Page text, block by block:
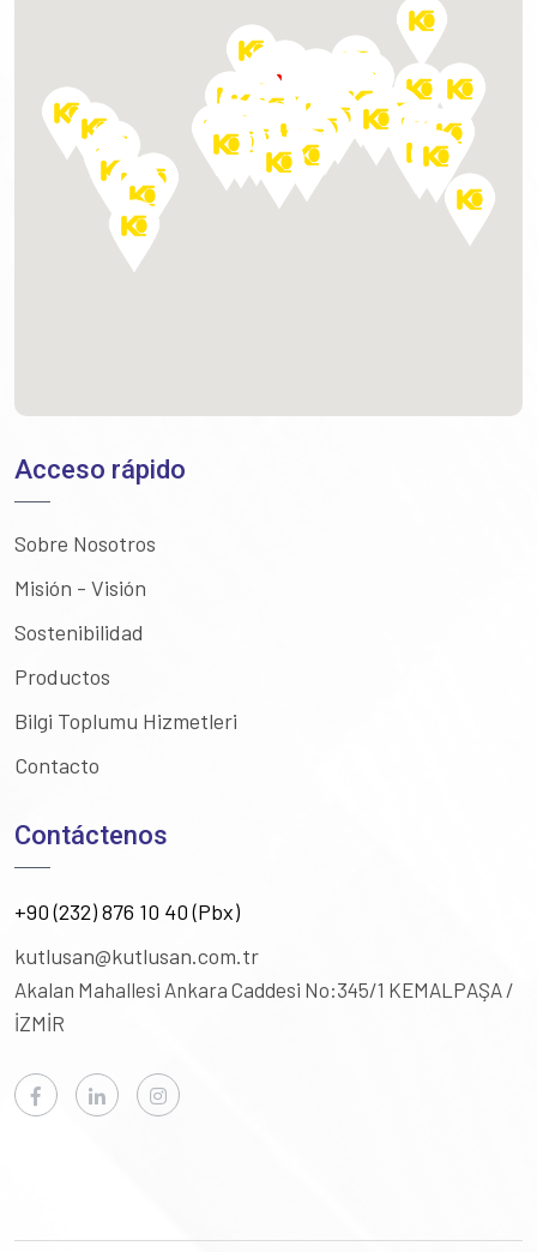
Acceso rápido
Sobre Nosotros
Misión - Visión
Sostenibilidad
Productos
Bilgi Toplumu Hizmetleri
Contacto
Contáctenos
+90 (232) 876 10 40 (Pbx)
kutlusan@kutlusan.com.tr
Akalan Mahallesi Ankara Caddesi No:345/1 KEMALPAŞA /
İZMİR